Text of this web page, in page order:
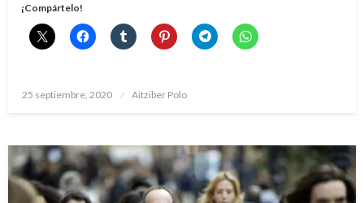
¡Compártelo!
Publicado
25 septiembre, 2020 Aitziber Polo